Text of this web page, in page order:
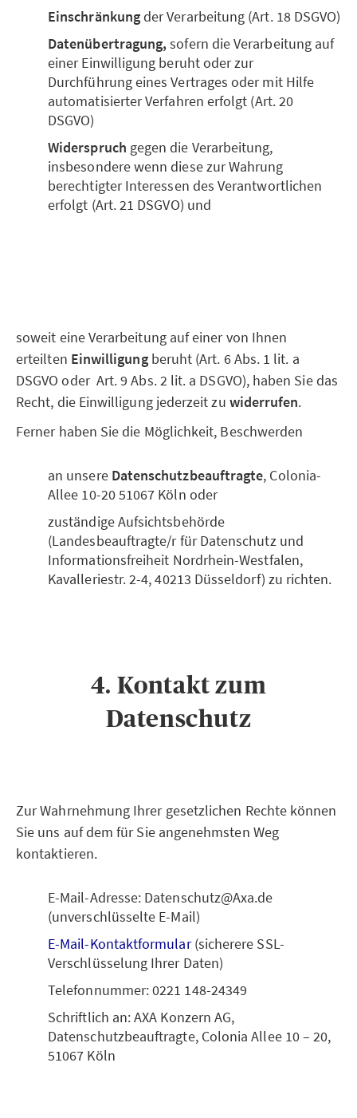
Einschränkungder Verarbeitung (Art. 18 DSGVO)
Datenübertragung,sofern die Verarbeitung auf
einer Einwilligung beruht oder zur
Durchführung eines Vertrages oder mit Hilfe
automatisierter Verfahren erfolgt (Art. 20
DSGVO)
Widerspruch gegen die Verarbeitung,
insbesondere wenn diese zur Wahrung
berechtigter Interessen des Verantwortlichen
erfolgt (Art. 21 DSGVO) und
soweit eine Verarbeitung auf einer von Ihnen
erteilten Einwilligungberuht (Art. 6 Abs. 1 lit. a
DSGVO oder Art. 9 Abs. 2 lit. a DSGVO), haben Sie das
Recht, die Einwilligung jederzeit zu widerrufen.
Ferner haben Sie die Möglichkeit, Beschwerden
an unsere Datenschutzbeauftragte, Colonia-
Allee 10-20 51067 Köln oder
zuständige Aufsichtsbehörde
(Landesbeauftragte/r für Datenschutz und
Informationsfreiheit Nordrhein-Westfalen,
Kavalleriestr. 2-4, 40213 Düsseldorf) zu richten.
4. Kontakt zum
Datenschutz
Zur Wahrnehmung Ihrer gesetzlichen Rechte können
Sie uns auf dem für Sie angenehmsten Weg
kontaktieren.
E-Mail-Adresse: Datenschutz@Axa.de
(unverschlüsselte E-Mail)
E-Mail-Kontaktformular(sicherere SSL-
Verschlüsselung Ihrer Daten)
Telefonnummer: 0221 148-24349
Schriftlich an: AXA Konzern AG,
Datenschutzbeauftragte, Colonia Allee 10 – 20,
51067 Köln